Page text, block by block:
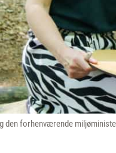
den forhenværende